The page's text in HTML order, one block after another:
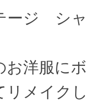
ージ シャ
お洋服に
リメイク